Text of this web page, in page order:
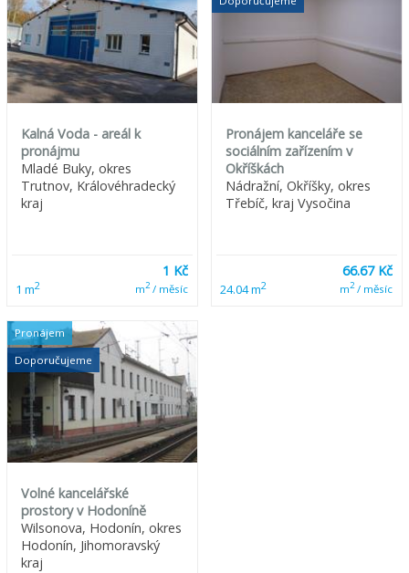
Kalná Voda - areál k
pronájmu
Mladé Buky, okres
Trutnov, Královéhradecký
kraj
1 m2
1 Kč
m2/ měsíc
Pronájem kanceláře se
sociálním zařízením v
Okříškách
Nádražní, Okříšky, okres
Třebíč, kraj Vysočina
24.04 m2
66.67 Kč
m2/ měsíc
Pronájem
Doporučujeme
Volné kancelářské
prostory v Hodoníně
Wilsonova, Hodonín, okres
Hodonín, Jihomoravský
kraj